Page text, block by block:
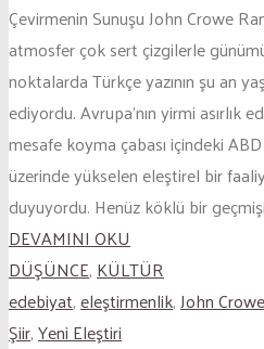
Çevirmenin Sunuşu John Crowe
atmosfer çok sert çizgilerle
noktalarda Türkçe yazının şu an
ediyordu. Avrupa’nın yirmi asırlık
mesafe koyma çabası içindeki
üzerinde yükselen eleştirel bir
duyuyordu. Henüz köklü bir
DEVAMINI OKU
DÜŞÜNCE,KÜLTÜR
edebiyat,eleştirmenlik,John
Şiir,Yeni Eleştiri